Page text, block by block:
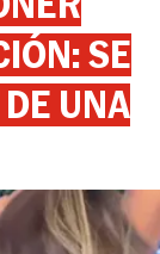
SE
UNA